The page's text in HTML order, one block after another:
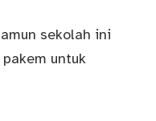
sekolah ini
untuk